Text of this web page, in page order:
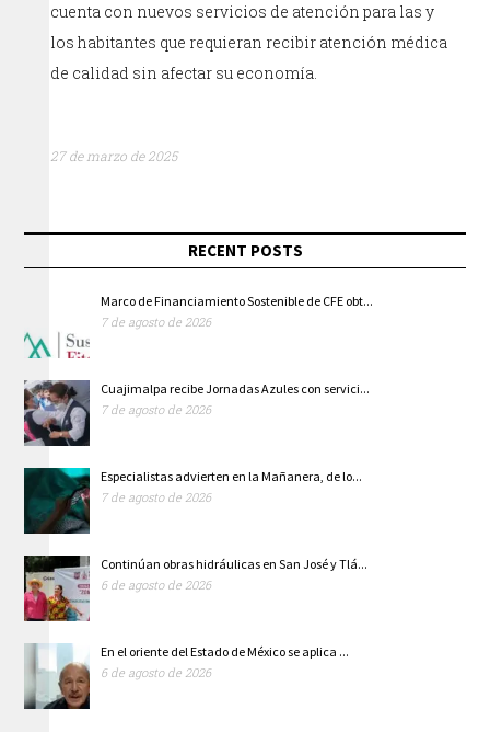
cuenta con nuevos servicios de atención para las y
los habitantes que requieran recibir atención médica
de calidad sin afectar su economía.
27 de marzo de 2025
RECENT POSTS
Marco de Financiamiento Sostenible de CFE obt...
7 de agosto de 2026
Cuajimalpa recibe Jornadas Azules con servici...
7 de agosto de 2026
Especialistas advierten en la Mañanera, de lo...
7 de agosto de 2026
Continúan obras hidráulicas en San José y Tlá...
6 de agosto de 2026
En el oriente del Estado de México se aplica ...
6 de agosto de 2026